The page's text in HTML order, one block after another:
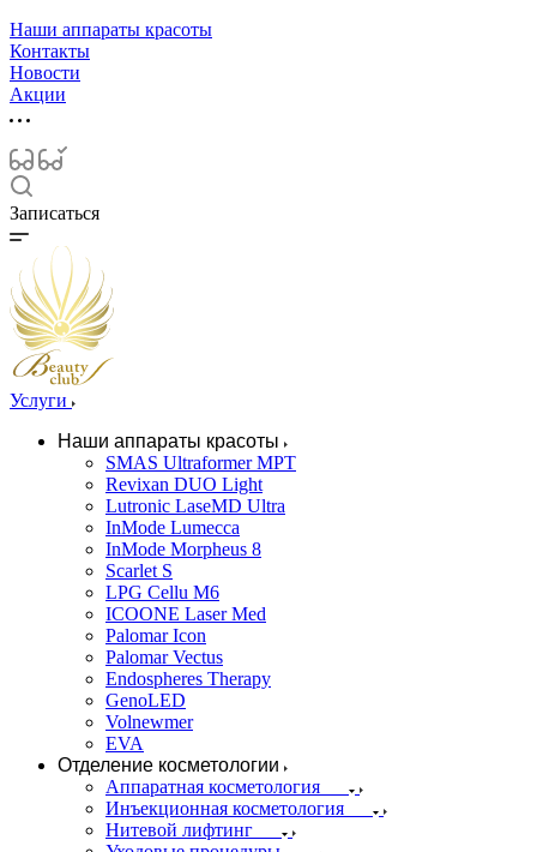
Наши аппараты красоты
Контакты
Новости
Акции
Записаться
Услуги
Наши аппараты красоты
SMAS Ultraformer MPT
Revixan DUO Light
Lutronic LaseMD Ultra
InMode Lumecca
InMode Morpheus 8
Scarlet S
LPG Cellu M6
ICOONE Laser Med
Palomar Icon
Palomar Vectus
Endospheres Therapy
GenoLED
Volnewmer
EVA
Отделение косметологии
Аппаратная косметология
Инъекционная косметология
Нитевой лифтинг